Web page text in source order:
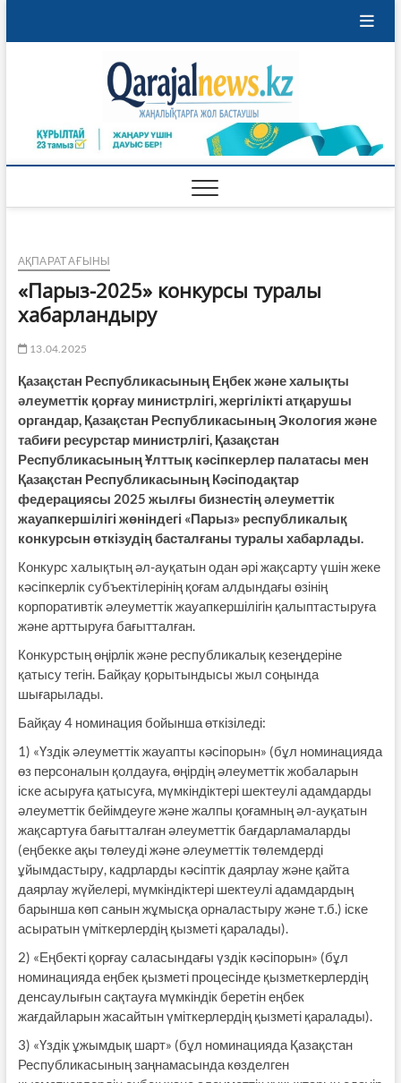
АҚПАРАТ АҒЫНЫ
«Парыз-2025» конкурсы туралы
хабарландыру
13.04.2025
Қазақстан Республикасының Еңбек және халықты
әлеуметтік қорғау министрлігі, жергілікті атқарушы
органдар, Қазақстан Республикасының Экология және
табиғи ресурстар министрлігі, Қазақстан
Республикасының Ұлттық кәсіпкерлер палатасы мен
Қазақстан Республикасының Кәсіподақтар
федерациясы 2025 жылғы бизнестің әлеуметтік
жауапкершілігі жөніндегі «Парыз» республикалық
конкурсын өткізудің басталғаны туралы хабарлады.
Конкурс халықтың әл-ауқатын одан әрі жақсарту үшін жеке
кәсіпкерлік субъектілерінің қоғам алдындағы өзінің
корпоративтік әлеуметтік жауапкершілігін қалыптастыруға
және арттыруға бағытталған.
Конкурстың өңірлік және республикалық кезеңдеріне
қатысу тегін. Байқау қорытындысы жыл соңында
шығарылады.
Байқау 4 номинация бойынша өткізіледі:
1) «Үздік әлеуметтік жауапты кәсіпорын» (бұл номинацияда
өз персоналын қолдауға, өңірдің әлеуметтік жобаларын
іске асыруға қатысуға, мүмкіндіктері шектеулі адамдарды
әлеуметтік бейімдеуге және жалпы қоғамның әл-ауқатын
жақсартуға бағытталған әлеуметтік бағдарламаларды
(еңбекке ақы төлеуді және әлеуметтік төлемдерді
ұйымдастыру, кадрларды кәсіптік даярлау және қайта
даярлау жүйелері, мүмкіндіктері шектеулі адамдардың
барынша көп санын жұмысқа орналастыру және т.б.) іске
асыратын үміткерлердің қызметі қаралады).
2) «Еңбекті қорғау саласындағы үздік кәсіпорын» (бұл
номинацияда еңбек қызметі процесінде қызметкерлердің
денсаулығын сақтауға мүмкіндік беретін еңбек
жағдайларын жасайтын үміткерлердің қызметі қаралады).
3) «Үздік ұжымдық шарт» (бұл номинацияда Қазақстан
Республикасының заңнамасында көзделген